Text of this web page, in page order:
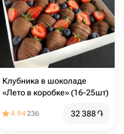
Клубника в шоколаде
«Лето в коробке» (16-25шт)
4.94236 32 388֏